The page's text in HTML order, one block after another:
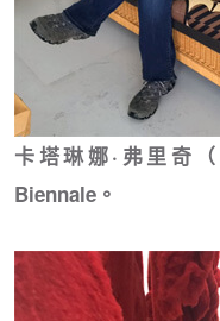
卡塔琳娜·弗里奇
Biennale。